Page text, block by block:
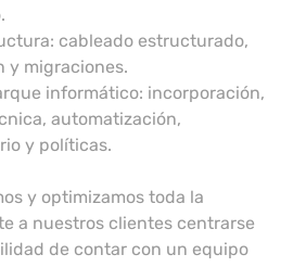
cableado estructurado,
y migraciones.
informático: incorporación,
automatización,
y políticas.
y optimizamos toda la
a nuestros clientes centrarse
de contar con un equipo